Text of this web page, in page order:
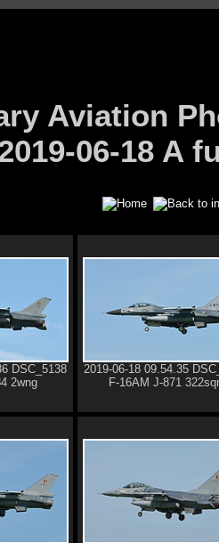
Aviation
06-18 A
DSC_5138
2wng
2019-06-18 09.54.35
F-16AM J-871